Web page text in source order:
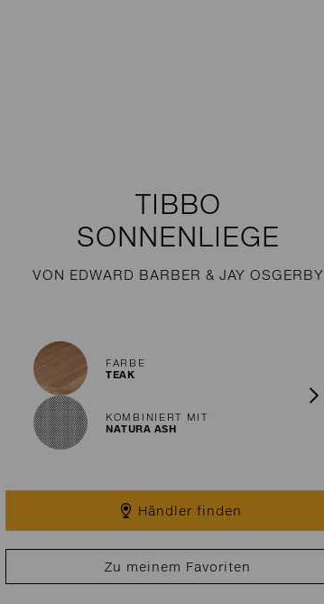
TIBBO
SONNENLIEGE
VON EDWARD BARBER & JAY OSGERBY
FARBE
TEAK
KOMBINIERT MIT
NATURA ASH
Händler finden
Zu meinem Favoriten